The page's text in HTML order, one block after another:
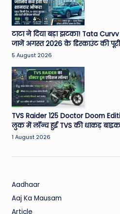
o
rl
d
टाटा ने दिया बड़ा झटका! Tata
जानें अगस्त 2026 के डिस्काउंट की
5 August 2026
TVS Raider 125 Doctor Doom
लुक में लॉन्च हुई TVS की धाकड़
1 August 2026
Aadhaar
Aaj Ka Mausam
Article